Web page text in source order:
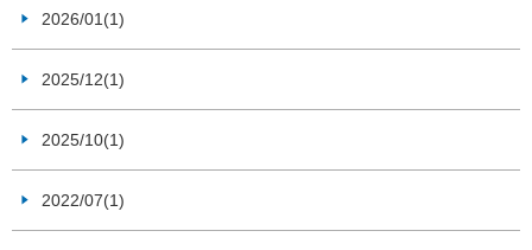
2026/01(1)
2025/12(1)
2025/10(1)
2022/07(1)